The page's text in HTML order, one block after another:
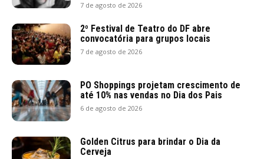
7 de agosto de 2026
2º Festival de Teatro do DF abre
convocatória para grupos locais
7 de agosto de 2026
PO Shoppings projetam crescimento de
até 10% nas vendas no Dia dos Pais
6 de agosto de 2026
Golden Citrus para brindar o Dia da
Cerveja